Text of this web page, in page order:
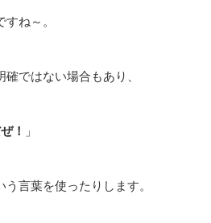
ね～。
ではない場合もあり、
！ 」
言葉を使ったりします。